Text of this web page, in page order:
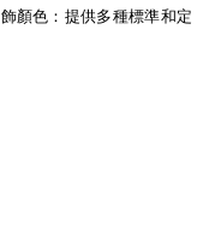
顏色：提供多種標準和定